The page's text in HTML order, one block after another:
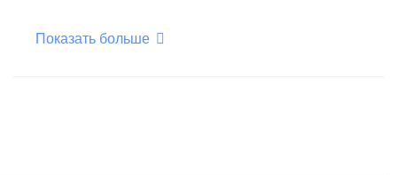
Мини-бар
Показать больше